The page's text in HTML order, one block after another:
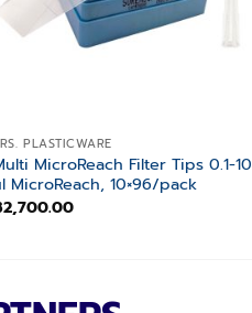
PLASTICWARE
MicroReach Filter Tips 0.1-10
MicroReach, 10×96/pack
2,700.00